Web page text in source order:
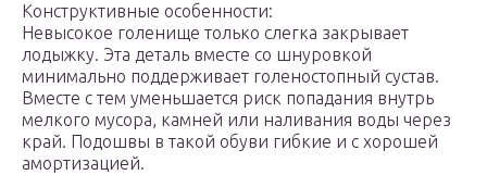
Конструктивные особенности:
Невысокое голенище только слегка закрывает
лодыжку. Эта деталь вместе со шнуровкой
минимально поддерживает голеностопный сустав.
Вместе с тем уменьшается риск попадания внутрь
мелкого мусора, камней или наливания воды через
край. Подошвы в такой обуви гибкие и с хорошей
амортизацией.